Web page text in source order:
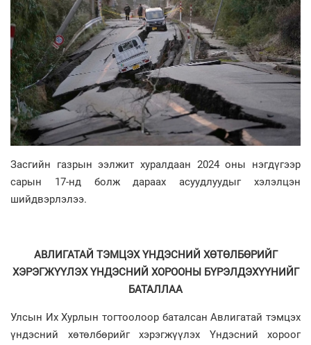
Засгийн газрын ээлжит хуралдаан 2024 оны нэгдүгээр
сарын 17-нд болж дараах асуудлуудыг хэлэлцэн
шийдвэрлэлээ.
АВЛИГАТАЙ ТЭМЦЭХ ҮНДЭСНИЙ ХӨТӨЛБӨРИЙГ
ХЭРЭГЖҮҮЛЭХ ҮНДЭСНИЙ ХОРООНЫ БҮРЭЛДЭХҮҮНИЙГ
БАТАЛЛАА
Улсын Их Хурлын тогтоолоор баталсан Авлигатай тэмцэх
үндэсний хөтөлбөрийг хэрэгжүүлэх Үндэсний хороог